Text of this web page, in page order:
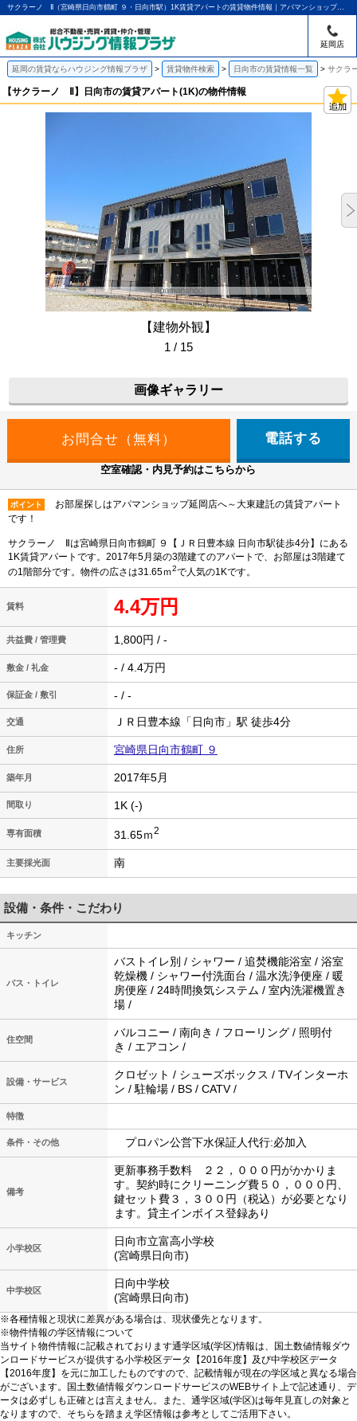
サクラーノ Ⅱ（宮崎県日向市鶴町 ９・日向市駅）1K賃貸アパートの賃貸物件情報｜アパマンショップ延岡店｜ハウジング情報プラザ
延岡店
延岡の賃貸ならハウジング情報プラザ 賃貸物件検索 日向市の賃貸情報一覧 サクラ
【サクラーノ Ⅱ】日向市の賃貸アパート(1K)の物件情報
【建物外観】
1 / 15
画像ギャラリー
電話する
空室確認・内見予約はこちらから
ポイント
お部屋探しはアパマンショップ延岡店へ～大東建託の賃貸アパート
です！
サクラーノ Ⅱは宮崎県日向市鶴町 ９【ＪＲ日豊本線 日向市駅徒歩4分】にある
1K賃貸アパートです。2017年5月築の3階建てのアパートで、お部屋は3階建て
の1階部分です。物件の広さは31.65ｍ2で人気の1Kです。
賃料 4.4万円
共益費 / 管理費 1,800円 / -
敷金 / 礼金 - / 4.4万円
保証金 / 敷引 - / -
交通 ＪＲ日豊本線「日向市」駅 徒歩4分
住所 宮崎県日向市鶴町 ９
築年月 2017年5月
間取り 1K (-)
専有面積 31.65ｍ2
主要採光面 南
設備・条件・こだわり
キッチン
バス・トイレ
バストイレ別 / シャワー / 追焚機能浴室 / 浴室
乾燥機 / シャワー付洗面台 / 温水洗浄便座 / 暖
房便座 / 24時間換気システム / 室内洗濯機置き
場 /
住空間
バルコニー / 南向き / フローリング / 照明付
き / エアコン /
設備・サービス
クロゼット / シューズボックス / TVインターホ
ン / 駐輪場 / BS / CATV /
特徴
条件・その他 プロパン公営下水保証人代行:必加入
備考
更新事務手数料 ２２，０００円がかかりま
す。契約時にクリーニング費５０，０００円、
鍵セット費３，３００円（税込）が必要となり
ます。貸主インボイス登録あり
小学校区
日向市立富高小学校
(宮崎県日向市)
中学校区
日向中学校
(宮崎県日向市)
※各種情報と現状に差異がある場合は、現状優先となります。
※物件情報の学区情報について
当サイト物件情報に記載されております通学区域(学区)情報は、国土数値情報ダウ
ンロードサービスが提供する小学校区データ【2016年度】及び中学校区データ
【2016年度】を元に加工したものですので、記載情報が現在の学区域と異なる場合
がございます。国土数値情報ダウンロードサービスのWEBサイト上で記述通り、デ
ータは必ずしも正確とは言えません。また、通学区域(学区)は毎年見直しの対象と
なりますので、そちらを踏まえ学区情報は参考としてご活用下さい。